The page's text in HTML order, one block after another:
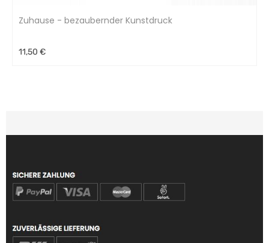
Zuhause - bezaubernder Kunstdruck
11,50 €